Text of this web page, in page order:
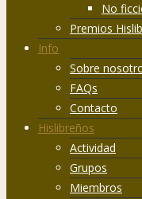
No
Premios
Info
Sobre
FAQs
Contacto
Hislibreños
Actividad
Grupos
Miembros